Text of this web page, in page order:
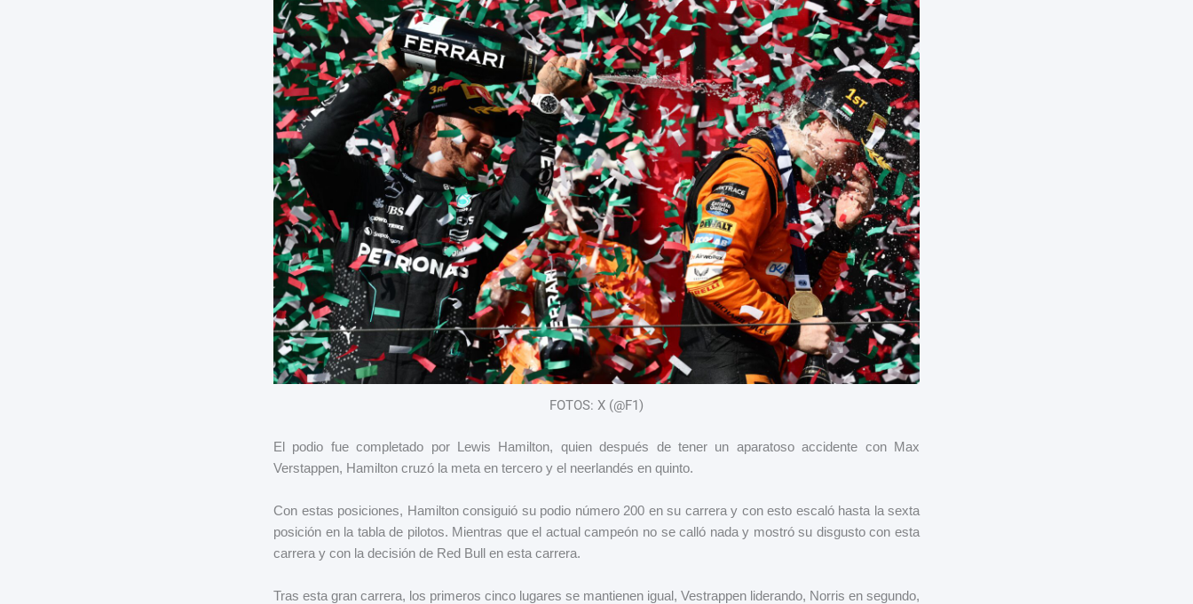
FOTOS: X (@F1)
El podio fue completado por Lewis Hamilton, quien después de tener un aparatoso accidente con Max
Verstappen, Hamilton cruzó la meta en tercero y el neerlandés en quinto.
Con estas posiciones, Hamilton consiguió su podio número 200 en su carrera y con esto escaló hasta la sexta
posición en la tabla de pilotos. Mientras que el actual campeón no se calló nada y mostró su disgusto con esta
carrera y con la decisión de Red Bull en esta carrera.
Tras esta gran carrera, los primeros cinco lugares se mantienen igual, Vestrappen liderando, Norris en segundo,